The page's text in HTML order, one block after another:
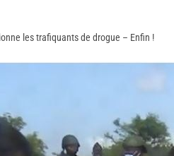
les trafiquants de drogue – Enfin !